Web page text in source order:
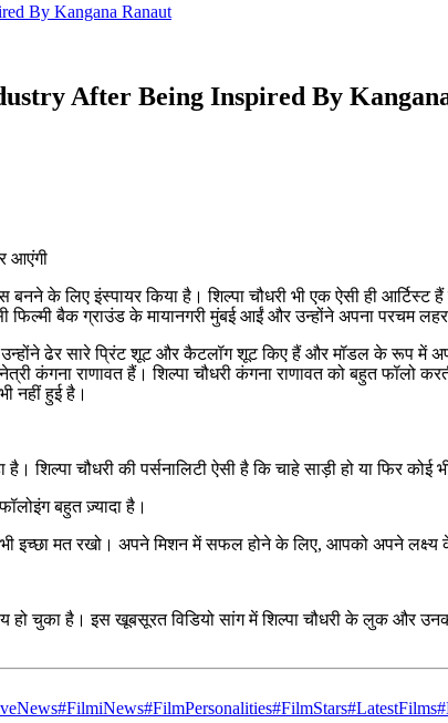
By Kangana Ranaut
After Being Inspired By
आएंगी
के लिए इंस्पायर किया है। शिल्पा चौधरी भी एक ऐसी ही
बैक ग्राउंड के मायानगरी मुंबई आईं और उन्होंने अपना परचम
उन्होंने ढेर सारे प्रिंट शूट और कैटलॉग शूट किए हैं और मॉडल के रूप में
कंगना राणावत हैं। शिल्पा चौधरी कंगना राणावत को बहुत फॉलो
नहीं हुई है।
चौधरी की पर्सनालिटी ऐसी है कि चाहे साड़ी हो या फिर
बहुत ज़्यादा है।
इच्छा मत रखो। अपने मिशन में सफल होने के लिए, आपको अपने लक्ष्य के
हो चुका है। इस खूबसूरत विडियो सांग में शिल्पा चौधरी के लुक और
#FilmiNews#FilmPersonalities#FilmStars#LatestFilms